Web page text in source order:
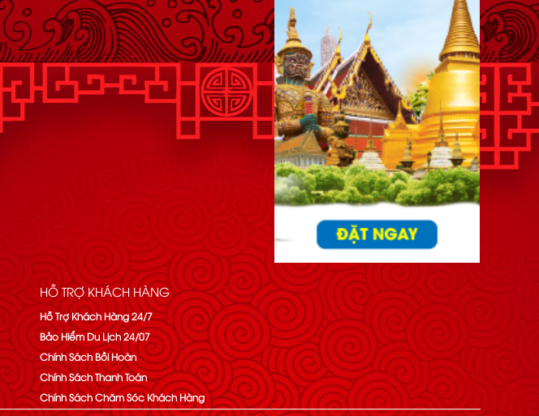
HỖ TRỢ KHÁCH HÀNG
Hỗ Trợ Khách Hàng 24/7
Bảo Hiểm Du Lịch 24/07
Chính Sách Bồi Hoàn
Chính Sách Thanh Toán
Chính Sách Chăm Sóc Khách Hàng